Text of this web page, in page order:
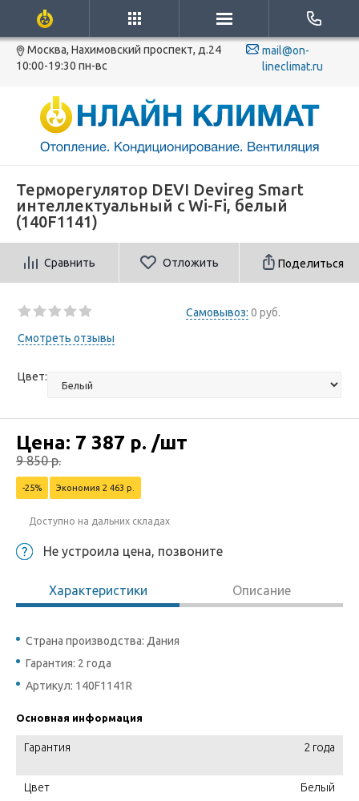
Москва, Нахимовский проспект, д.24
10:00-19:30 пн-вс
mail@on-
lineclimat.ru
Терморегулятор DEVI Devireg Smart
интеллектуальный с Wi-Fi, белый
(140F1141)
Сравнить Отложить Поделиться
Самовывоз: 0 руб.
Смотреть отзывы
Цвет:
Цена: 7 387 р. /шт
9 850р.
-25% Экономия 2 463 р.
Доступно на дальних складах
Не устроила цена, позвоните
Характеристики Описание
Страна производства: Дания
Гарантия: 2 года
Артикул: 140F1141R
Основная информация
Гарантия 2 года
Цвет Белый